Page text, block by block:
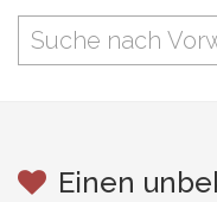
Einen